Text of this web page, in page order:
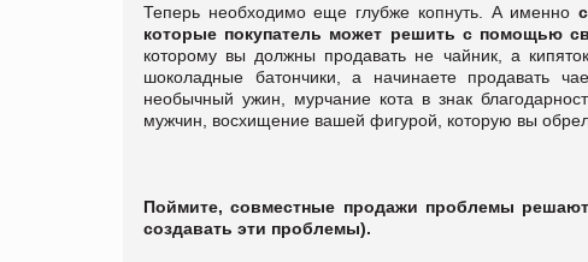
Теперь необходимо еще глубже копнуть. А именно
которые покупатель может решить с помощью
которому вы должны продавать не чайник, а
шоколадные батончики, а начинаете продавать
необычный ужин, мурчание кота в знак
мужчин, восхищение вашей фигурой, которую вы
Поймите, совместные продажи проблемы
создавать эти проблемы).